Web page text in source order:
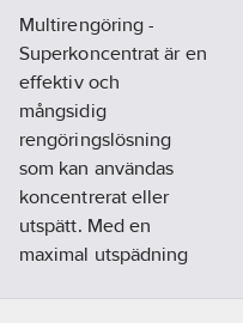
Multirengöring -
Superkoncentrat är en
effektiv och
mångsidig
rengöringslösning
som kan användas
koncentrerat eller
utspätt. Med en
maximal utspädning